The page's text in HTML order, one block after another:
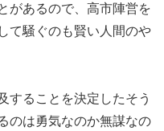
があるので、高市陣営を
て騒ぐのも賢い人間のや
ることを決定したそう
のは勇気なのか無謀なの